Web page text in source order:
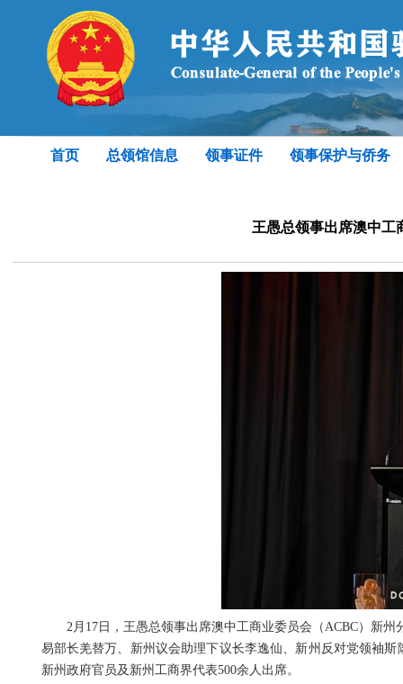
首页 总领馆信息 领事证件 领事保护与侨务
王愚总领事出席澳中工
2月17日，王愚总领事出席澳中工商业委员会（ACBC）新
易部长羌替万、新州议会助理下议长李逸仙、新州反对党领袖
新州政府官员及新州工商界代表500余人出席。